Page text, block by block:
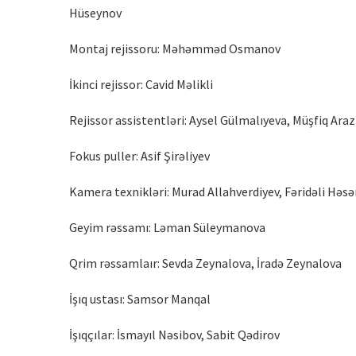
Hüseynov
Montaj rejissoru: Məhəmməd Osmanov
İkinci rejissor: Cavid Məlikli
Rejissor assistentləri: Aysel Gülmalıyeva, Müşfiq Araz
Fokus puller: Asif Şirəliyev
Kamera texnikləri: Murad Allahverdiyev, Fəridəli
Geyim rəssamı: Ləman Süleymanova
Qrim rəssamlaır: Sevda Zeynalova, İradə Zeynalova
İşıq ustası: Samsor Manqal
İşıqçılar: İsmayıl Nəsibov, Sabit Qədirov